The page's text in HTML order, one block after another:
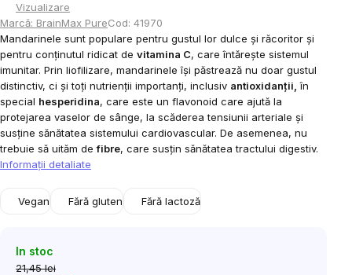
Vizualizare
Marcă: BrainMax PureCod: 41970
Mandarinele sunt populare pentru gustul lor dulce și răcoritor și
pentru conținutul ridicat de vitamina C, care întărește sistemul
imunitar. Prin liofilizare, mandarinele își păstrează nu doar gustul
distinctiv, ci și toți nutrienții importanți, inclusiv antioxidanții, în
special hesperidina, care este un flavonoid care ajută la
protejarea vaselor de sânge, la scăderea tensiunii arteriale și
susține sănătatea sistemului cardiovascular. De asemenea, nu
trebuie să uităm de fibre, care susțin sănătatea tractului digestiv.
Informaţii detaliate
Vegan Fără gluten Fără lactoză
In stoc
21,45 lei